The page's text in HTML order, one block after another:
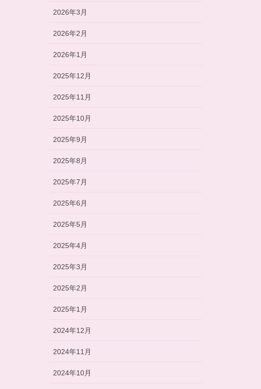
2026年3月
2026年2月
2026年1月
2025年12月
2025年11月
2025年10月
2025年9月
2025年8月
2025年7月
2025年6月
2025年5月
2025年4月
2025年3月
2025年2月
2025年1月
2024年12月
2024年11月
2024年10月